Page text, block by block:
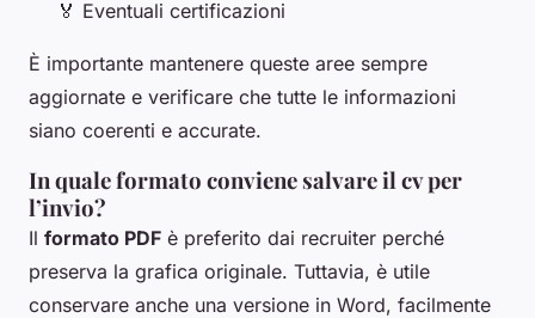
🏅 Eventuali certificazioni
È importante mantenere queste aree sempre
aggiornate e verificare che tutte le informazioni
siano coerenti e accurate.
In quale formato conviene salvare il cv per
l’invio?
Il formato PDF è preferito dai recruiter perché
preserva la grafica originale. Tuttavia, è utile
conservare anche una versione in Word, facilmente